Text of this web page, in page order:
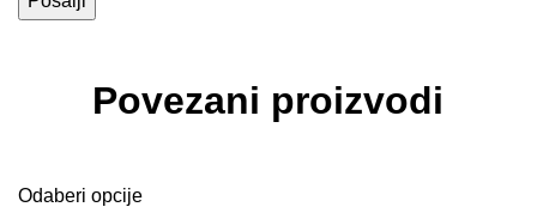
Povezani proizvodi
Odaberi opcije